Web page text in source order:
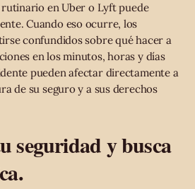
en Uber o Lyft puede
Cuando eso ocurre, los
confundidos sobre qué hacer a
en los minutos, horas y días
pueden afectar directamente a
de su seguro y a sus derechos
seguridad y busca